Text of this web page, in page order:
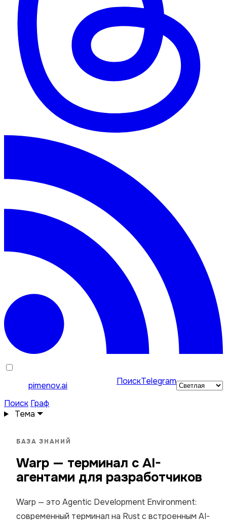
pimenov.ai ПоискTelegram
Поиск Граф
Тема
БАЗА ЗНАНИЙ
Warp — терминал с AI-
агентами для разработчиков
Warp — это Agentic Development Environment:
современный терминал на Rust с встроенным AI-